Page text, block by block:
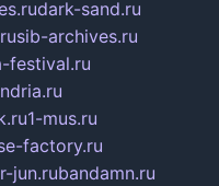
dark-sand.ru
sib-archives.ru
festival.ru
1-mus.ru
factory.ru
jun.rubandamn.ru